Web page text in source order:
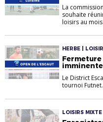
La
souhaite
loisirs au mois
HERBE |
Le District
tournoi
LOISIRS MIXTE